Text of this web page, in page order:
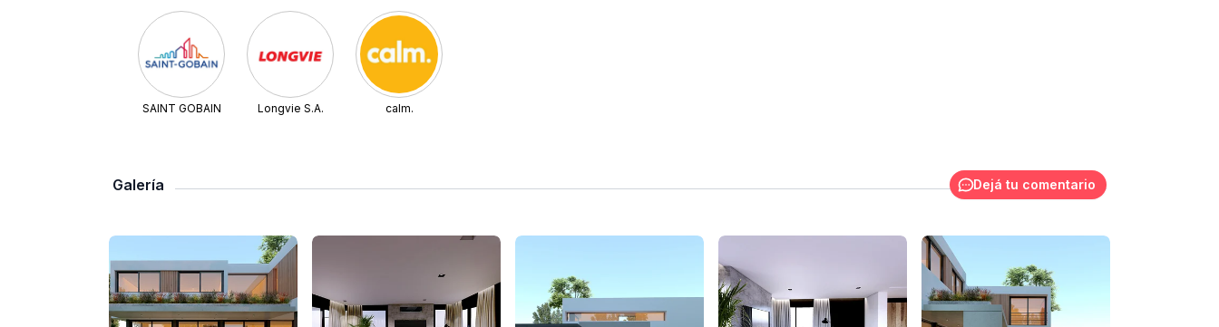
SAINT GOBAIN Longvie S.A. calm.
Galería Dejá tu comentario
RECIBÍ NUESTRO
productos de arquitectura y diseño.
Suscribite